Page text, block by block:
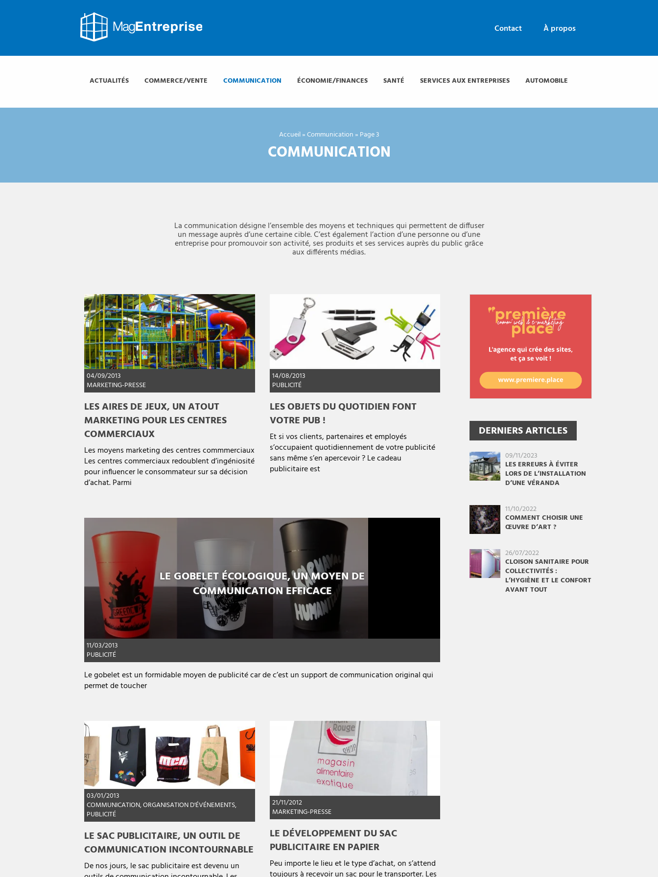
Mag
Entreprise
Contact À propos
ACTUALITÉS COMMERCE/VENTE COMMUNICATION ÉCONOMIE/FINANCES SANTÉ SERVICES AUX ENTREPRISES AUTOMOBILE
Accueil»Communication » Page 3
COMMUNICATION
La communication désigne l’ensemble des moyens et techniques qui permettent de diffuser
un message auprès d’une certaine cible. C’est également l’action d’une personne ou d’une
entreprise pour promouvoir son activité, ses produits et ses services auprès du public grâce
aux différents médias.
04/09/2013
MARKETING-PRESSE
LES AIRES DE JEUX, UN ATOUT
MARKETING POUR LES CENTRES
COMMERCIAUX
Les moyens marketing des centres commmerciaux
Les centres commerciaux redoublent d’ingéniosité
pour influencer le consommateur sur sa décision
d’achat. Parmi
14/08/2013
PUBLICITÉ
LES OBJETS DU QUOTIDIEN FONT
VOTRE PUB !
Et si vos clients, partenaires et employés
s’occupaient quotidiennement de votre publicité
sans même s’en apercevoir ? Le cadeau
publicitaire est
11/03/2013
PUBLICITÉ
LE GOBELET ÉCOLOGIQUE, UN MOYEN DE
COMMUNICATION EFFICACE
Le gobelet est un formidable moyen de publicité car de c’est un support de communication original qui
permet de toucher
03/01/2013
COMMUNICATION,ORGANISATION D'ÉVÉNEMENTS,
PUBLICITÉ
LE SAC PUBLICITAIRE, UN OUTIL DE
COMMUNICATION INCONTOURNABLE
De nos jours, le sac publicitaire est devenu un
21/11/2012
MARKETING-PRESSE
LE DÉVELOPPEMENT DU SAC
PUBLICITAIRE EN PAPIER
Peu importe le lieu et le type d’achat, on s’attend
toujours à recevoir un sac pour le transporter. Les
DERNIERS ARTICLES
09/11/2023
LES ERREURS À ÉVITER
LORS DE L’INSTALLATION
D’UNE VÉRANDA
11/10/2022
COMMENT CHOISIR UNE
ŒUVRE D’ART ?
26/07/2022
CLOISON SANITAIRE POUR
COLLECTIVITÉS :
L’HYGIÈNE ET LE CONFORT
AVANT TOUT